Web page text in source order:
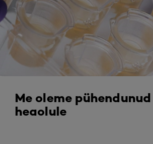
Me oleme
heaolule